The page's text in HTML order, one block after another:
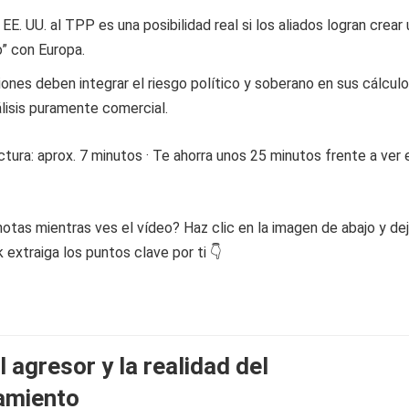
UU. al TPP es una posibilidad real si los aliados logran crear
con Europa.
deben integrar el riesgo político y soberano en sus
puramente comercial.
aprox. 7 minutos · Te ahorra unos 25 minutos frente a ver
mientras ves el vídeo? Haz clic en la imagen de abajo y
extraiga los puntos clave por ti 👇
agresor y la realidad del